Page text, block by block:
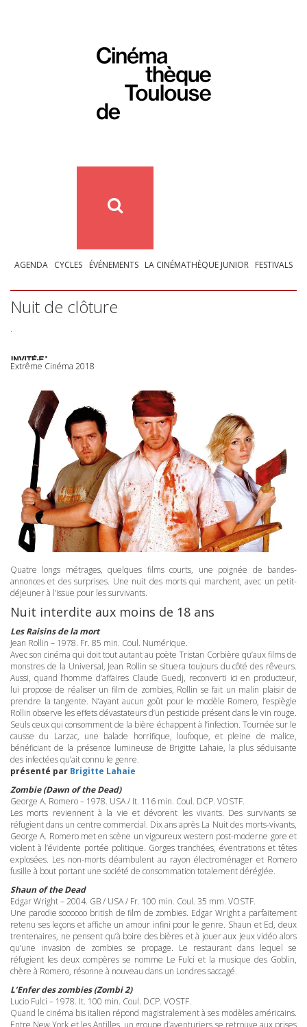
AGENDA CYCLES ÉVÉNEMENTS LA CINÉMATHÈQUE JUNIOR FESTIVALS
Nuit de clôture
.
Extrême Cinéma 2018
Quatre longs métrages, quelques films courts, une poignée de bandes-
annonces et des surprises. Une nuit des morts qui marchent, avec un petit-
déjeuner à l’issue pour les survivants.
Nuit interdite aux moins de 18 ans
Les Raisins de la mort
Jean Rollin – 1978. Fr. 85 min. Coul. Numérique.
Avec son cinéma qui doit tout autant au poète Tristan Corbière qu’aux films de
monstres de la Universal, Jean Rollin se situera toujours du côté des rêveurs.
Aussi, quand l’homme d’affaires Claude Guedj, reconverti ici en producteur,
lui propose de réaliser un film de zombies, Rollin se fait un malin plaisir de
prendre la tangente. N’ayant aucun goût pour le modèle Romero, l’espiègle
Rollin observe les effets dévastateurs d’un pesticide présent dans le vin rouge.
Seuls ceux qui consomment de la bière échappent à l’infection. Tournée sur le
causse du Larzac, une balade horrifique, loufoque, et pleine de malice,
bénéficiant de la présence lumineuse de Brigitte Lahaie, la plus séduisante
des infectées qu’ait connu le genre.
présenté par Brigitte Lahaie
Zombie (Dawn of the Dead)
George A. Romero – 1978. USA/ It. 116 min. Coul. DCP. VOSTF.
Les morts reviennent à la vie et dévorent les vivants. Des survivants se
réfugient dans un centre commercial. Dix ans après La Nuit des morts-vivants,
George A. Romero met en scène un vigoureux western post-moderne gore et
violent à l’évidente portée politique. Gorges tranchées, éventrations et têtes
explosées. Les non-morts déambulent au rayon électroménager et Romero
fusille à bout portant une société de consommation totalement déréglée.
Shaun of the Dead
Edgar Wright – 2004. GB / USA/ Fr. 100 min. Coul. 35 mm. VOSTF.
Une parodie soooooo british de film de zombies. Edgar Wright a parfaitement
retenu ses leçons et affiche un amour infini pour le genre. Shaun et Ed, deux
trentenaires, ne pensent qu’à boire des bières et à jouer aux jeux vidéo alors
qu’une invasion de zombies se propage. Le restaurant dans lequel se
réfugient les deux compères se nomme Le Fulci et la musique des Goblin,
chère à Romero, résonne à nouveau dans un Londres saccagé.
L’Enfer des zombies (Zombi 2)
Lucio Fulci – 1978. It. 100 min. Coul. DCP. VOSTF.
Quand le cinéma bis italien répond magistralement à ses modèles américains.
Entre New York et les Antilles, un groupe d’aventuriers se retrouve aux prises